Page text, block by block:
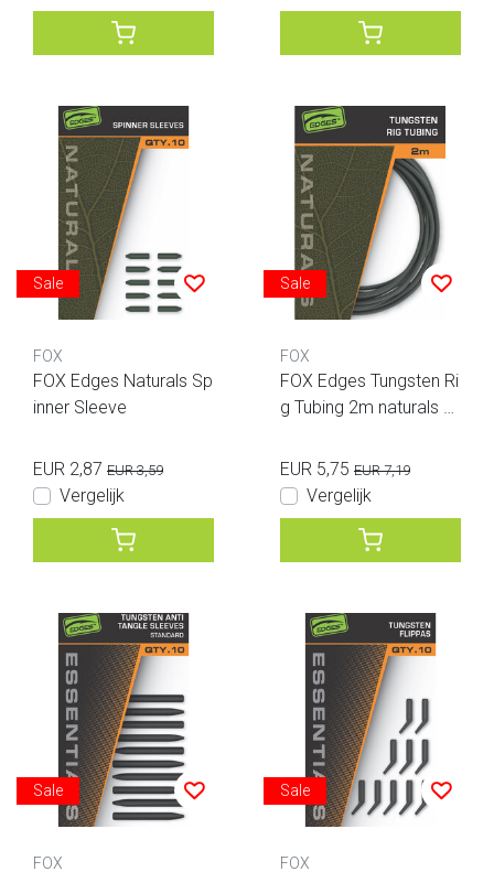
Sale
FOX
FOX Edges Naturals Sp
inner Sleeve
EUR 2,87 EUR 3,59
Vergelijk
Sale
FOX
FOX Edges Tungsten Ri
g Tubing 2m naturals gr
EUR 5,75 EUR 7,19
Vergelijk
Sale
FOX
Sale
FOX